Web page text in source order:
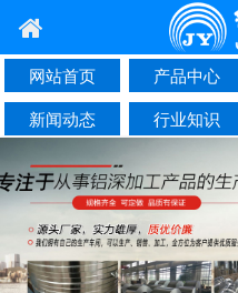
网站首页 产品中心
新闻动态
行业知识
联系我们